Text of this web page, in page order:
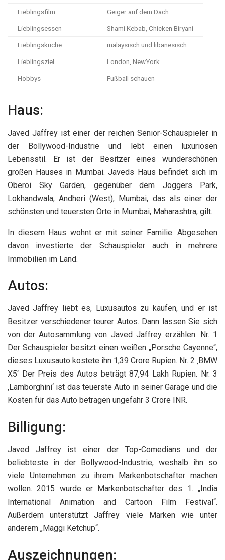
Lieblingsfilm Geiger auf dem Dach
Lieblingsessen Shami Kebab, Chicken Biryani
Lieblingsküche malaysisch und libanesisch
Lieblingsziel London, NewYork
Hobbys Fußball schauen
Haus:
Javed Jaffrey ist einer der reichen Senior-Schauspieler in
der Bollywood-Industrie und lebt einen luxuriösen
Lebensstil. Er ist der Besitzer eines wunderschönen
großen Hauses in Mumbai. Javeds Haus befindet sich im
Oberoi Sky Garden, gegenüber dem Joggers Park,
Lokhandwala, Andheri (West), Mumbai, das als einer der
schönsten und teuersten Orte in Mumbai, Maharashtra, gilt.
In diesem Haus wohnt er mit seiner Familie. Abgesehen
davon investierte der Schauspieler auch in mehrere
Immobilien im Land.
Autos:
Javed Jaffrey liebt es, Luxusautos zu kaufen, und er ist
Besitzer verschiedener teurer Autos. Dann lassen Sie sich
von der Autosammlung von Javed Jaffrey erzählen. Nr. 1
Der Schauspieler besitzt einen weißen „Porsche Cayenne“,
dieses Luxusauto kostete ihn 1,39 Crore Rupien. Nr. 2 ‚BMW
X5‘ Der Preis des Autos beträgt 87,94 Lakh Rupien. Nr. 3
‚Lamborghini‘ ist das teuerste Auto in seiner Garage und die
Kosten für das Auto betragen ungefähr 3 Crore INR.
Billigung:
Javed Jaffrey ist einer der Top-Comedians und der
beliebteste in der Bollywood-Industrie, weshalb ihn so
viele Unternehmen zu ihrem Markenbotschafter machen
wollen. 2015 wurde er Markenbotschafter des 1. „India
International Animation and Cartoon Film Festival“.
Außerdem unterstützt Jaffrey viele Marken wie unter
anderem „Maggi Ketchup“.
Auszeichnungen: